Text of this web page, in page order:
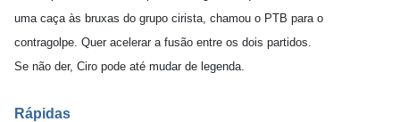
uma caça às bruxas do grupo cirista, chamou o PTB para o
contragolpe. Quer acelerar a fusão entre os dois partidos.
Se não der, Ciro pode até mudar de legenda.
Rápidas